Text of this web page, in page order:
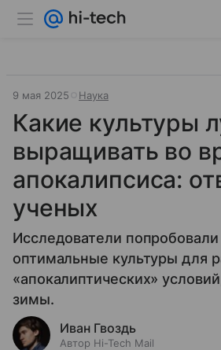
9 мая 2025 Наука
Какие культуры
выращивать во
апокалипсиса:
ученых
Исследователи
оптимальные культуры для
«апокалиптических»
зимы.
Иван Гвоздь
Автор Hi-Tech Mail